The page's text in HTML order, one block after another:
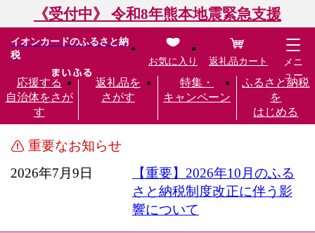
《受付中》 令和8年熊本地震緊急支援
イオンカードのふるさと納
税
応援する
自治体をさが
す
返礼品を
さがす
特集・
キャンペーン
ふるさと納税
を
はじめる
お気に入り 返礼品カート
メニ
ュー
重要なお知らせ
2026年7月9日
【重要】2026年10月のふる
さと納税制度改正に伴う影
響について